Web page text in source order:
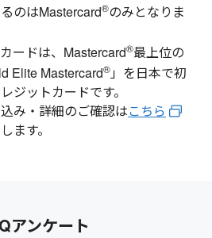
のはMastercard®のみとなりま
ードは、Mastercard®最上位の
Elite Mastercard®」を日本で初
ジットカードです。
み・詳細のご確認はこちら
ます。
アンケート